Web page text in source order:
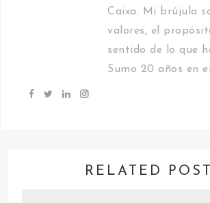
Caixa. Mi brújula
valores, el
sentido de lo que
Sumo 20 años en
RELATED